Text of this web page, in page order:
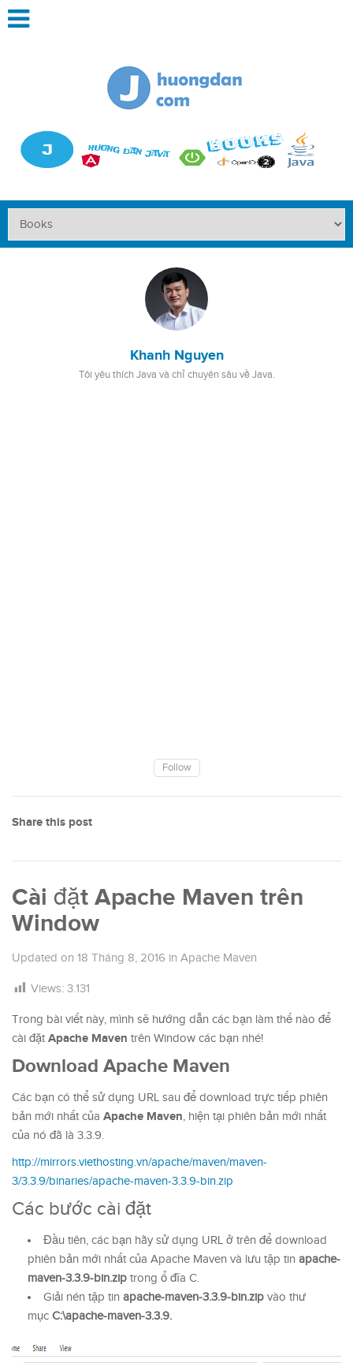
Khanh Nguyen
Tôi yêu thích Java và chỉ chuyên sâu về Java.
Follow
Share this post
Cài đặt Apache Maven trên
Window
Updated on 18 Tháng 8, 2016 in Apache Maven
Views: 3.131
Trong bài viết này, mình sẽ hướng dẫn các bạn làm thế nào để
cài đặt Apache Maven trên Window các bạn nhé!
Download Apache Maven
Các bạn có thể sử dụng URL sau để download trực tiếp phiên
bản mới nhất của Apache Maven, hiện tại phiên bản mới nhất
của nó đã là 3.3.9.
http://mirrors.viethosting.vn/apache/maven/maven-
3/3.3.9/binaries/apache-maven-3.3.9-bin.zip
Các bước cài đặt
Đầu tiên, các bạn hãy sử dụng URL ở trên để download
phiên bản mới nhất của Apache Maven và lưu tập tin apache-
maven-3.3.9-bin.zip trong ổ đĩa C.
Giải nén tập tin apache-maven-3.3.9-bin.zip vào thư
mục C:\apache-maven-3.3.9.